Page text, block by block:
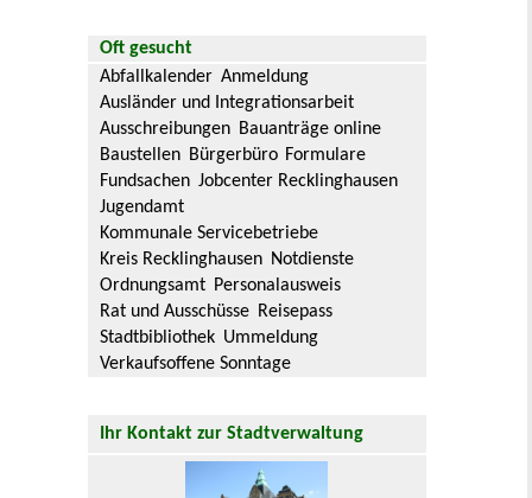
Oft gesucht
Abfallkalender Anmeldung
Ausländer und Integrationsarbeit
Ausschreibungen Bauanträge online
Baustellen Bürgerbüro Formulare
Fundsachen Jobcenter Recklinghausen
Jugendamt
Kommunale Servicebetriebe
Kreis Recklinghausen Notdienste
Ordnungsamt Personalausweis
Rat und Ausschüsse Reisepass
Stadtbibliothek Ummeldung
Verkaufsoffene Sonntage
Ihr Kontakt zur Stadtverwaltung